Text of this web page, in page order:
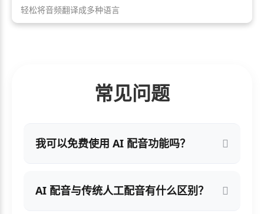
轻松将音频翻译成多种语言
常见问题
我可以免费使用 AI 配音功能吗？
AI 配音与传统人工配音有什么区别？